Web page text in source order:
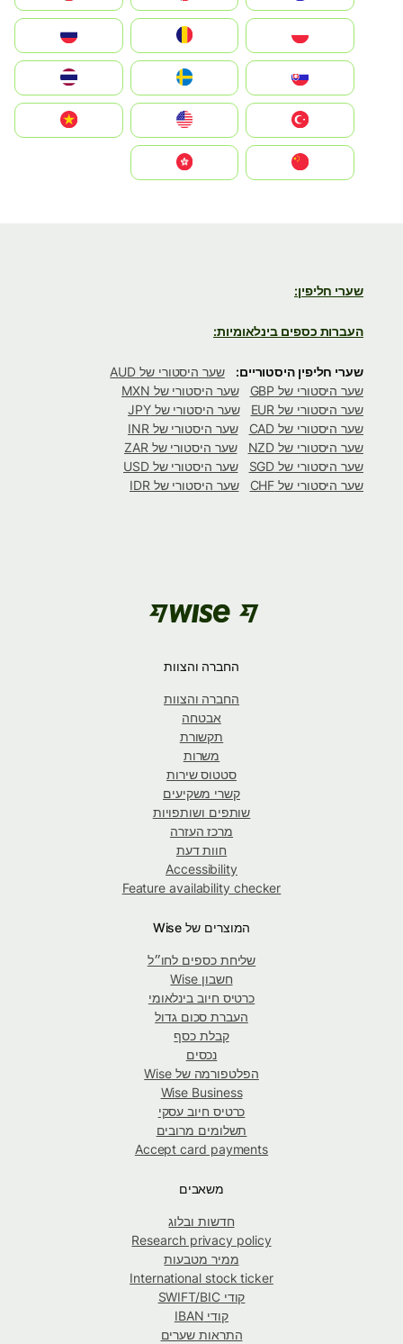
România
Slovensko
United States
Vietnam
שערי חליפין:
העברות כספים בינלאומיות:
שערי חליפין היסטוריים:
שער היסטורי של AUD
שער היסטורי של GBP
שער היסטורי של MXN
שער היסטורי של EUR
שער היסטורי של JPY
שער היסטורי של CAD
שער היסטורי של INR
שער היסטורי של NZD
שער היסטורי של ZAR
שער היסטורי של SGD
שער היסטורי של USD
שער היסטורי של CHF
שער היסטורי של IDR
החברה והצוות
החברה והצוות
אבטחה
תקשורת
משרות
סטטוס שירות
קשרי משקיעים
שותפים ושותפויות
מרכז העזרה
חוות דעת
Accessibility
Feature availability checker
המוצרים של Wise
שליחת כספים לחו״ל
חשבון Wise
כרטיס חיוב בינלאומי
העברת סכום גדול
קבלת כסף
נכסים
הפלטפורמה של Wise
Wise Business
כרטיס חיוב עסקי
תשלומים מרובים
Accept card payments
משאבים
חדשות ובלוג
Research privacy policy
ממיר מטבעות
International stock ticker
קודי SWIFT/BIC
קודי IBAN
התראות שערים